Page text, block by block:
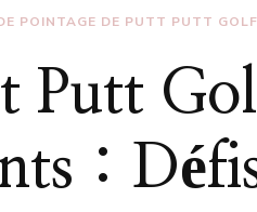
POINTAGE DE PUTT PUTT GOLF
Putt
: